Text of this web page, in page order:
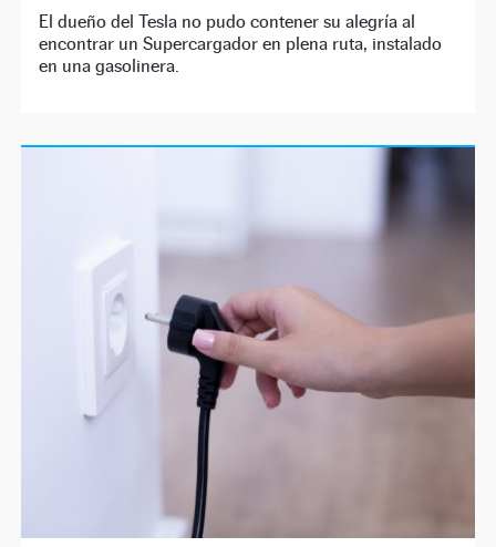
El dueño del Tesla no pudo contener su alegría al
encontrar un Supercargador en plena ruta, instalado
en una gasolinera.